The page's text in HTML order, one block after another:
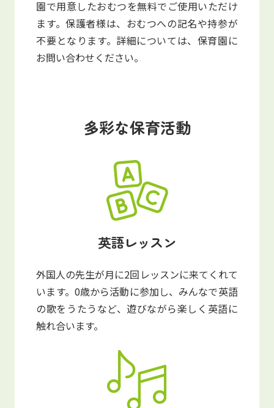
園で用意したおむつを無料でご使用いただけ
ます。保護者様は、おむつへの記名や持参が
不要となります。詳細については、保育園に
お問い合わせください。
多彩な保育活動
英語レッスン
外国人の先生が月に2回レッスンに来てくれて
います。0歳から活動に参加し、みんなで英語
の歌をうたうなど、遊びながら楽しく英語に
触れ合います。